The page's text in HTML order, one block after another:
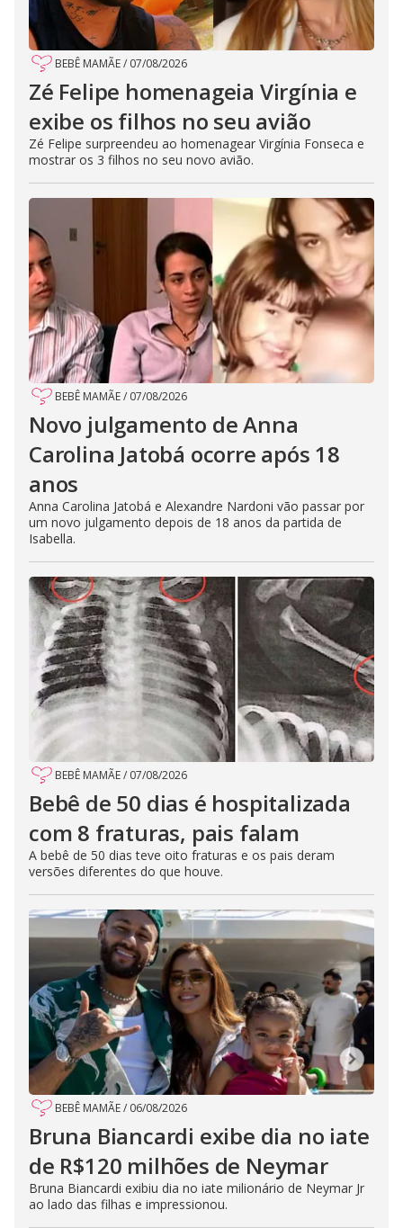
BEBÊ MAMÃE/ 07/08/2026
Zé Felipe homenageia Virgínia e
exibe os filhos no seu avião
Zé Felipe surpreendeu ao homenagear Virgínia Fonseca e
mostrar os 3 filhos no seu novo avião.
BEBÊ MAMÃE/ 07/08/2026
Novo julgamento de Anna
Carolina Jatobá ocorre após 18
anos
Anna Carolina Jatobá e Alexandre Nardoni vão passar por
um novo julgamento depois de 18 anos da partida de
Isabella.
BEBÊ MAMÃE/ 07/08/2026
Bebê de 50 dias é hospitalizada
com 8 fraturas, pais falam
A bebê de 50 dias teve oito fraturas e os pais deram
versões diferentes do que houve.
BEBÊ MAMÃE/ 06/08/2026
Bruna Biancardi exibe dia no iate
de R$120 milhões de Neymar
Bruna Biancardi exibiu dia no iate milionário de Neymar Jr
ao lado das filhas e impressionou.